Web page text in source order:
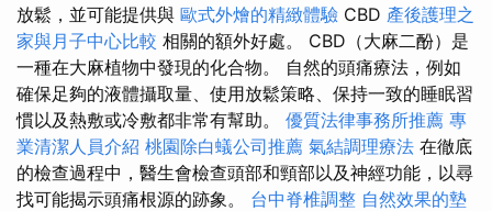
放鬆，並可能提供與 歐式外燴的精緻體驗 CBD 產後護理之
家與月子中心比較 相關的額外好處。 CBD（大麻二酚）是
一種在大麻植物中發現的化合物。 自然的頭痛療法，例如
確保足夠的液體攝取量、使用放鬆策略、保持一致的睡眠習
慣以及熱敷或冷敷都非常有幫助。 優質法律事務所推薦 專
業清潔人員介紹 桃園除白蟻公司推薦 氣結調理療法 在徹底
的檢查過程中，醫生會檢查頭部和頸部以及神經功能，以尋
找可能揭示頭痛根源的跡象。 台中脊椎調整 自然效果的墊